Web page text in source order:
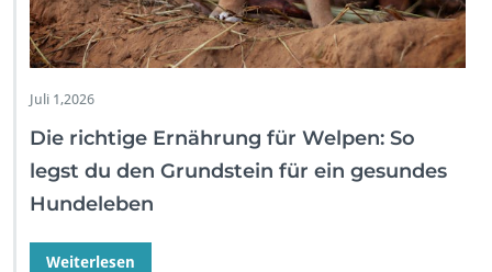
Juli 1,2026
Die richtige Ernährung für Welpen: So
legst du den Grundstein für ein gesundes
Hundeleben
Weiterlesen